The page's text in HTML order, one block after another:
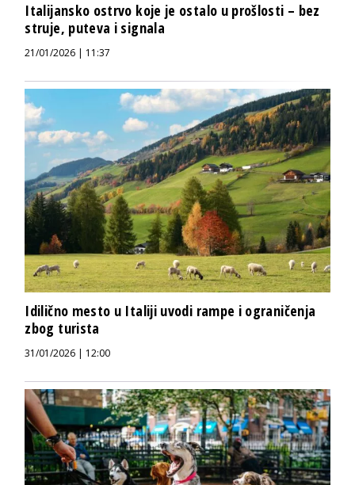
Italijansko ostrvo koje je ostalo u prošlosti – bez
struje, puteva i signala
21/01/2026 | 11:37
Idilično mesto u Italiji uvodi rampe i ograničenja
zbog turista
31/01/2026 | 12:00